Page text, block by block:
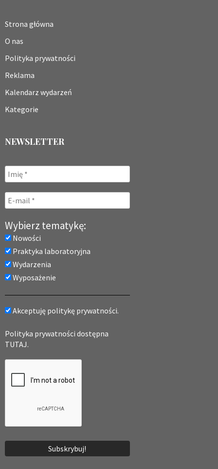
Strona główna
O nas
Polityka prywatności
Reklama
Kalendarz wydarzeń
Kategorie
NEWSLETTER
Wybierz tematykę:
Nowości
Praktyka laboratoryjna
Wydarzenia
Wyposażenie
Akceptuję politykę prywatności.
Polityka prywatności dostępna
TUTAJ.